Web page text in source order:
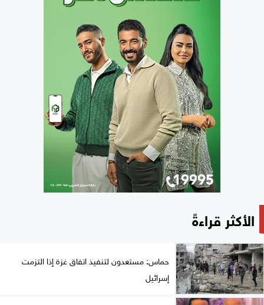
الأكثر قراءةً
حماس: مستعدون لتنفيذ اتفاق غزة إذا التزمت
إسرائيل